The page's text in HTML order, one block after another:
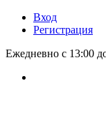
Вход
Регистрация
Ежедневно с 13:00